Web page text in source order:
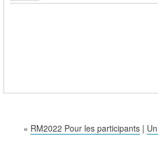
« RM2022 Pour les participants|